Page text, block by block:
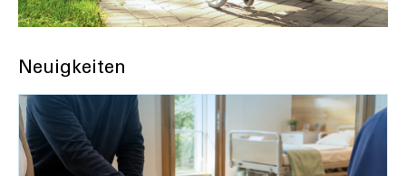
Neuigkeiten